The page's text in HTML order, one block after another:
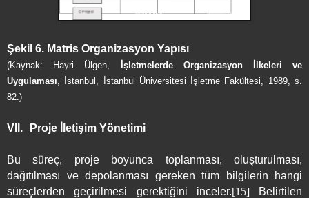
Şekil 6. Matris Organizasyon Yapısı
(Kaynak: Hayri Ülgen,
İşletmelerde Organizasyon İlkeleri ve
Uygulaması , İstanbul, İstanbul Üniversitesi İşletme Fakültesi, 1989, s.
82.)
VII. Proje İletişim Yönetimi
Bu süreç, proje boyunca toplanması, oluşturulması,
dağıtılması ve depolanması gereken tüm bilgilerin hangi
süreçlerden geçirilmesi gerektiğini inceler.[15]Belirtilen